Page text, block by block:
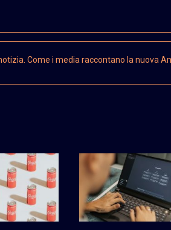
Come i media raccontano la nuova